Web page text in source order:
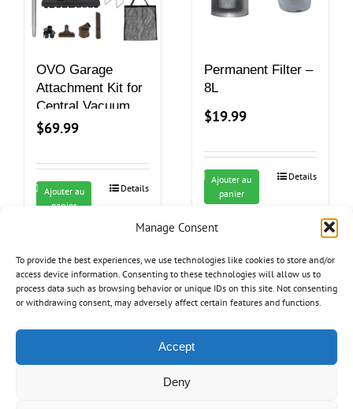
Manage Consent
To provide the best experiences, we use technologies like cookies to store and/or
access device information. Consenting to these technologies will allow us to
process data such as browsing behavior or unique IDs on this site. Not consenting
or withdrawing consent, may adversely affect certain features and functions.
Accept
Deny
OVO Garage
Attachment Kit for
Central Vacuum
Systems – Ideal
Surfaces and
carpets
$69.99
Ajouter au
panier
Details
Permanent Filter –
8L
$19.99
Ajouter au
panier
Details